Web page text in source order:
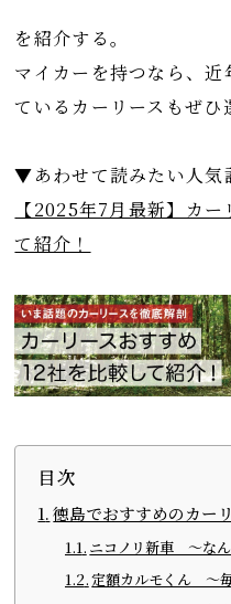
を紹介する。
マイカーを持つなら、
ているカーリースもぜひ
▼あわせて読みたい人気
【2025年7月最新】カ
て紹介！
目次
徳島でおすすめのカー
ニコノリ新車 ～な
定額カルモくん 〜